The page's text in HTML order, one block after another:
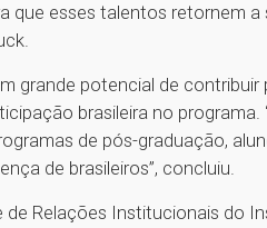
que esses talentos retornem a
grande potencial de contribuir
brasileira no programa.
de pós-graduação,
de brasileiros”, concluiu.
Relações Institucionais do